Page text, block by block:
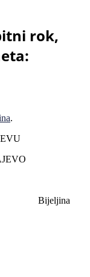
rok,
.
Bijeljina